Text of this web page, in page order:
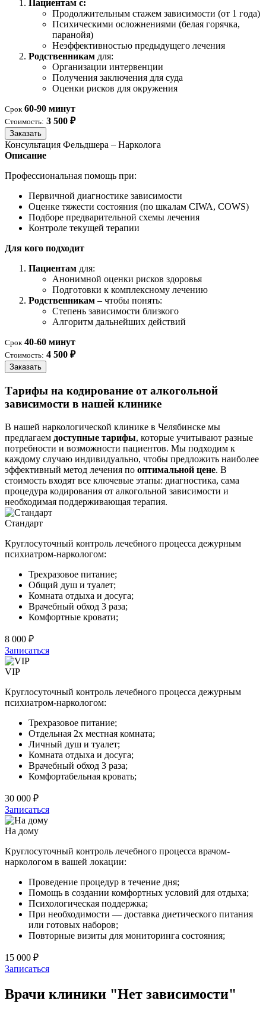
Пациентам с:
Продолжительным стажем зависимости (от 1 года)
Психическими осложнениями (белая горячка,
паранойя)
Неэффективностью предыдущего лечения
Родственникам для:
Организации интервенции
Получения заключения для суда
Оценки рисков для окружения
Срок 60-90 минут
Стоимость: 3 500 ₽
Заказать
Консультация Фельдшера – Нарколога
Описание
Профессиональная помощь при:
Первичной диагностике зависимости
Оценке тяжести состояния (по шкалам CIWA, COWS)
Подборе предварительной схемы лечения
Контроле текущей терапии
Для кого подходит
Пациентам для:
Анонимной оценки рисков здоровья
Подготовки к комплексному лечению
Родственникам – чтобы понять:
Степень зависимости близкого
Алгоритм дальнейших действий
Срок 40-60 минут
Стоимость: 4 500 ₽
Заказать
Тарифы на кодирование от алкогольной
зависимости в нашей клинике
В нашей наркологической клинике в Челябинске мы
предлагаем доступные тарифы, которые учитывают разные
потребности и возможности пациентов. Мы подходим к
каждому случаю индивидуально, чтобы предложить наиболее
эффективный метод лечения по оптимальной цене. В
стоимость входят все ключевые этапы: диагностика, сама
процедура кодирования от алкогольной зависимости и
необходимая поддерживающая терапия.
Стандарт
Круглосуточный контроль лечебного процесса дежурным
психиатром-наркологом:
Трехразовое питание;
Общий душ и туалет;
Комната отдыха и досуга;
Врачебный обход 3 раза;
Комфортные кровати;
8 000 ₽
Записаться
VIP
Круглосуточный контроль лечебного процесса дежурным
психиатром-наркологом:
Трехразовое питание;
Отдельная 2х местная комната;
Личный душ и туалет;
Комната отдыха и досуга;
Врачебный обход 3 раза;
Комфортабельная кровать;
30 000 ₽
Записаться
На дому
Круглосуточный контроль лечебного процесса врачом-
наркологом в вашей локации:
Проведение процедур в течение дня;
Помощь в создании комфортных условий для отдыха;
Психологическая поддержка;
При необходимости — доставка диетического питания
или готовых наборов;
Повторные визиты для мониторинга состояния;
15 000 ₽
Записаться
Врачи клиники "Нет зависимости"